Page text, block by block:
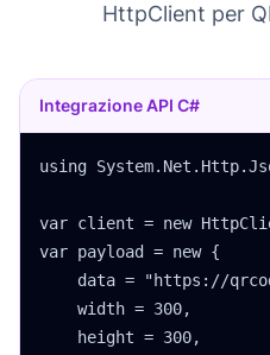
HttpClient per
Integrazione API C#
using
var client = new
var payload = new {
data = "https://
    width = 300,
    height = 300,